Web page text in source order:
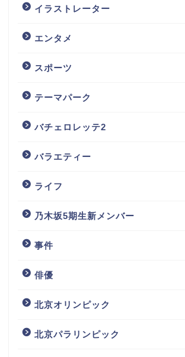
イラストレーター
エンタメ
スポーツ
テーマパーク
バチェロレッテ2
バラエティー
ライフ
乃木坂5期生新メンバー
事件
俳優
北京オリンピック
北京パラリンピック